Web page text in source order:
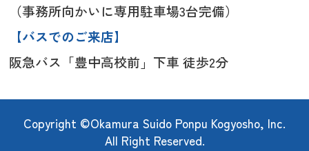
（事務所向かいに専用駐車場3台完備）
【バスでのご来店】
阪急バス「豊中高校前」下車 徒歩2分
Copyright ©Okamura Suido Ponpu Kogyosho, Inc.
All Right Reserved.